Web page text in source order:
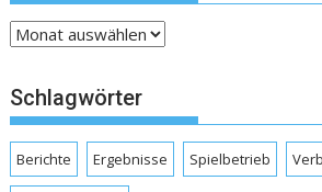
Archive
Schlagwörter
Berichte Ergebnisse Spielbetrieb